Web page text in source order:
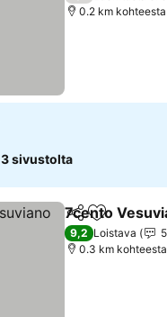
0.2 km
3 sivustolta
Jaa Lisää
7cento
9,2 Loistava
0.3 km